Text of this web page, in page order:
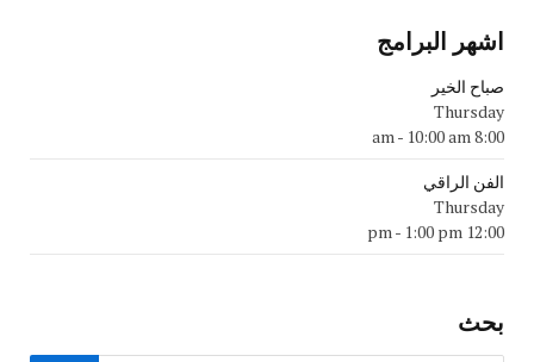
اشهر البرامج
صباح الخير
Thursday
8:00 am
- 10:00 am
الفن الراقي
Thursday
12:00 pm
- 1:00 pm
بحث